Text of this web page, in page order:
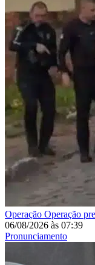
Operação Operação
06/08/2026 às 07:39
Pronunciamento